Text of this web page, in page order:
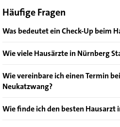
Häufige Fragen
Was bedeutet ein Check-Up beim
Vorsorgeuntersuchung. Der
beinhaltet ebenfalls eine
Zusammenhang können Sie sich
gegebenenfalls aufgefrischt.
Wie viele Hausärzte in Nürnberg
Neukatzwang und näherer
Informationen, um den für Sie
Wie vereinbare ich einen Termin
Neukatzwang?
Neukatzwang auf. Viele Praxen
Wie finde ich den besten